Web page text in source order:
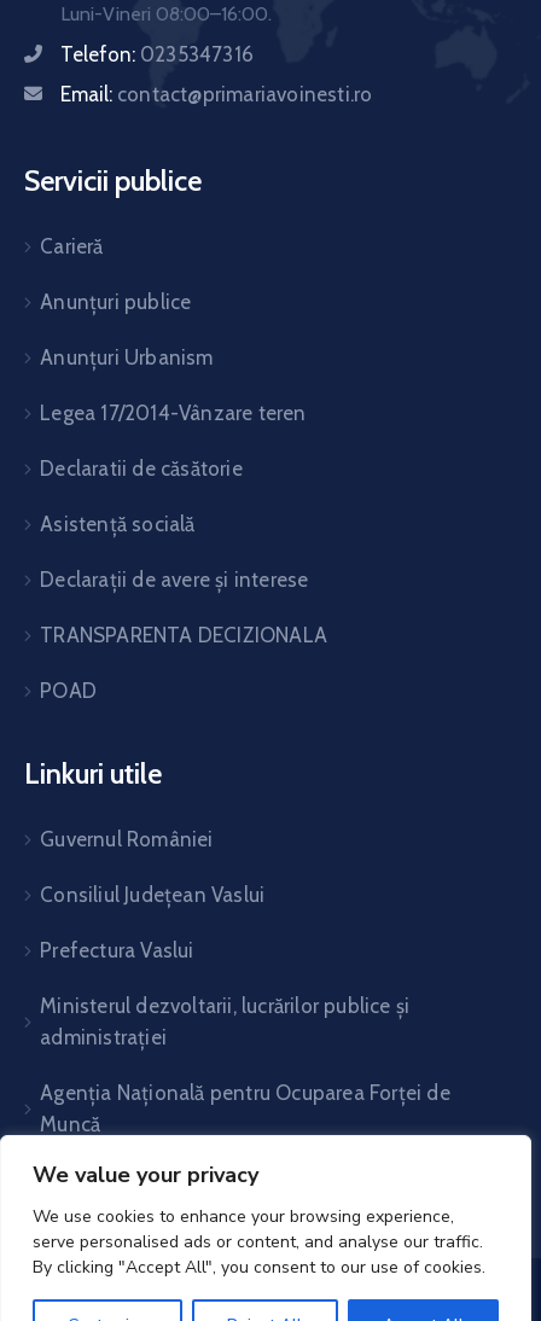
We value your privacy
We use cookies to enhance your browsing experience,
serve personalised ads or content, and analyse our traffic.
By clicking "Accept All", you consent to our use of cookies.
Luni-Vineri 08:00–16:00.
Telefon: 0235347316
Email: contact@primariavoinesti.ro
Servicii publice
Carieră
Anunțuri publice
Anunțuri Urbanism
Legea 17/2014-Vânzare teren
Declaratii de căsătorie
Asistență socială
Declarații de avere și interese
TRANSPARENTA DECIZIONALA
POAD
Linkuri utile
Guvernul României
Consiliul Județean Vaslui
Prefectura Vaslui
Ministerul dezvoltarii, lucrărilor publice și
administrației
Agenția Națională pentru Ocuparea Forței de
Muncă
UAT Voinești- Vaslui© 2025. All Rights Reserved